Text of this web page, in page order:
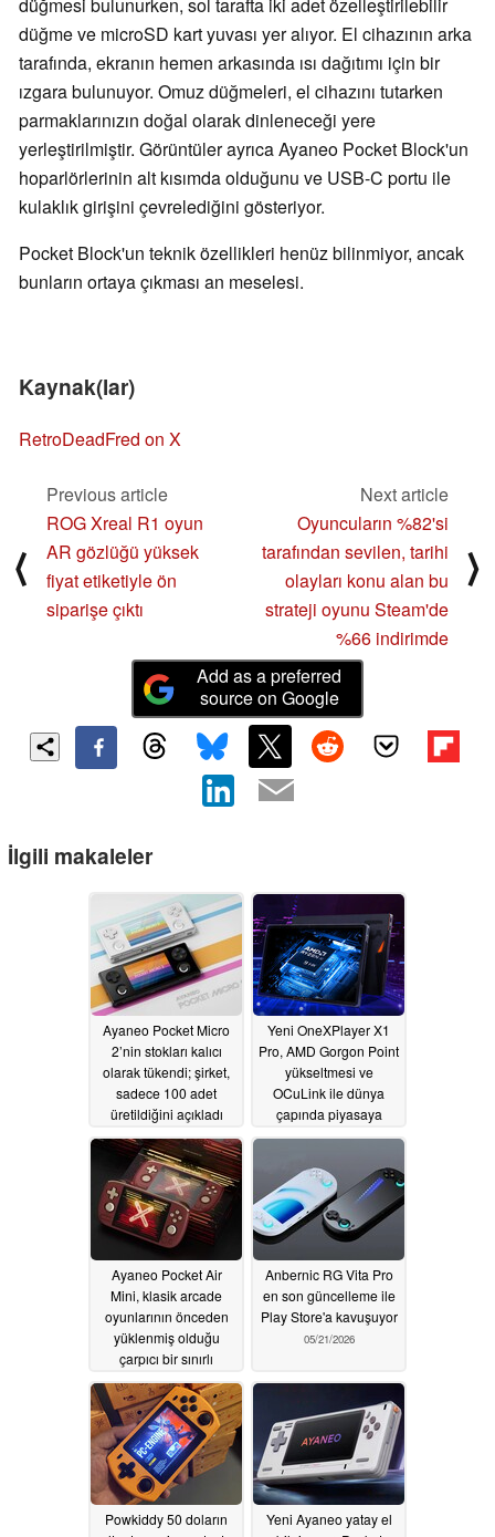
düğme ve microSD kart yuvası yer alıyor. El cihazının arka
tarafında, ekranın hemen arkasında ısı dağıtımı için bir
ızgara bulunuyor. Omuz düğmeleri, el cihazını tutarken
parmaklarınızın doğal olarak dinleneceği yere
yerleştirilmiştir. Görüntüler ayrıca Ayaneo Pocket Block'un
hoparlörlerinin alt kısımda olduğunu ve USB-C portu ile
kulaklık girişini çevrelediğini gösteriyor.
Pocket Block'un teknik özellikleri henüz bilinmiyor, ancak
bunların ortaya çıkması an meselesi.
Kaynak(lar)
RetroDeadFred on X
⟨
Previous article
ROG Xreal R1 oyun
AR gözlüğü yüksek
fiyat etiketiyle ön
siparişe çıktı
Next article
Oyuncuların %82'si
tarafından sevilen, tarihi
olayları konu alan bu
strateji oyunu Steam'de
%66 indirimde
⟩
Add as a preferred
source on Google
İlgili makaleler
Ayaneo Pocket Micro
2’nin stokları kalıcı
olarak tükendi; şirket,
sadece 100 adet
üretildiğini açıkladı
06/28/2026
Yeni OneXPlayer X1
Pro, AMD Gorgon Point
yükseltmesi ve
OCuLink ile dünya
çapında piyasaya
sürüldü05/22/2026
Ayaneo Pocket Air
Mini, klasik arcade
oyunlarının önceden
yüklenmiş olduğu
çarpıcı bir sınırlı
sürüme kavuşuyor
05/22/2026
Anbernic RG Vita Pro
en son güncelleme ile
Play Store'a kavuşuyor
05/21/2026
Powkiddy 50 doların
Yeni Ayaneo yatay el